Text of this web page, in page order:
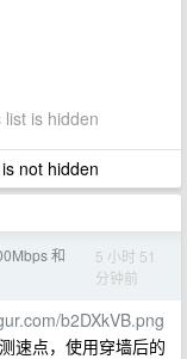
is hidden
not hidden
和
5 小时 51
分钟前
b2DXkVB.png
速点，使用穿墙后的